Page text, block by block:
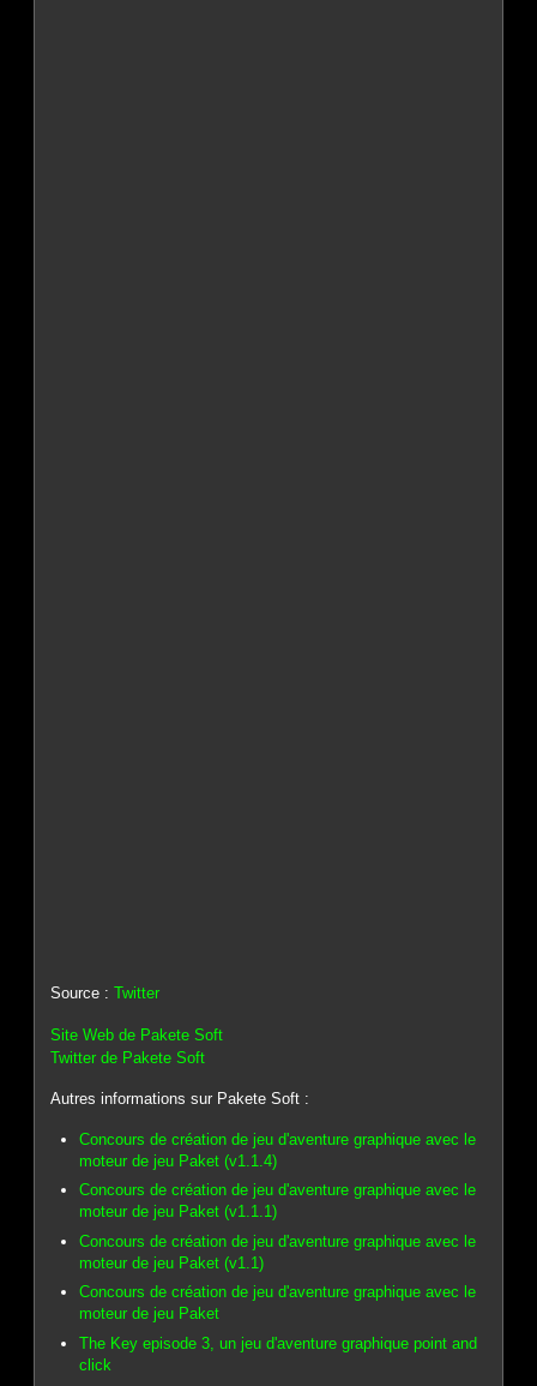
Source :Twitter
Site Web de Pakete Soft
Twitter de Pakete Soft
Autres informations sur Pakete Soft :
Concours de création de jeu d'aventure graphique avec le
moteur de jeu Paket (v1.1.4)
Concours de création de jeu d'aventure graphique avec le
moteur de jeu Paket (v1.1.1)
Concours de création de jeu d'aventure graphique avec le
moteur de jeu Paket (v1.1)
Concours de création de jeu d'aventure graphique avec le
moteur de jeu Paket
The Key episode 3, un jeu d'aventure graphique point and
click